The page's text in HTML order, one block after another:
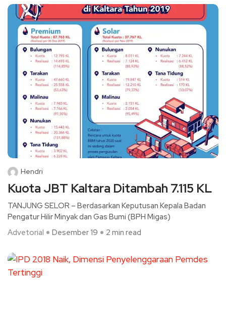
Hendri
Kuota JBT Kaltara Ditambah 7.115 KL
TANJUNG SELOR – Berdasarkan Keputusan Kepala Badan
Pengatur Hilir Minyak dan Gas Bumi (BPH Migas)
Advetorial
Desember 19 2 min read